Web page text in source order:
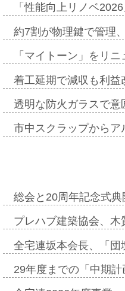
「性能向上リノベ
約7割が物理鍵で管理
「マイトーン」をリ
着工延期で減収も利
透明な防火ガラスで
市中スクラップから
総会と20周年記念式
プレハブ建築協会、
全宅連坂本会長、「
29年度までの「中期